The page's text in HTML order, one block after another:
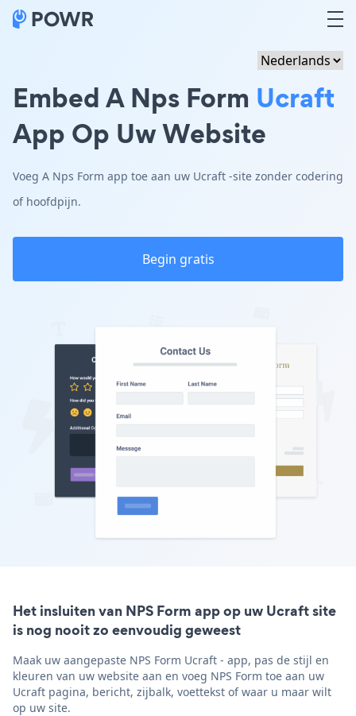
Embed A Nps Form Ucraft
App Op Uw Website
Voeg A Nps Form app toe aan uw Ucraft -site zonder codering
of hoofdpijn.
Begin gratis
Het insluiten van NPS Form app op uw Ucraft site
is nog nooit zo eenvoudig geweest
Maak uw aangepaste NPS Form Ucraft - app, pas de stijl en
kleuren van uw website aan en voeg NPS Form toe aan uw
Ucraft pagina, bericht, zijbalk, voettekst of waar u maar wilt
op uw site.